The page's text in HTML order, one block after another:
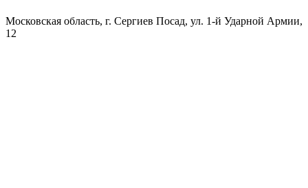
Московская область, г. Сергиев Посад, ул. 1-й Ударной Армии,
12